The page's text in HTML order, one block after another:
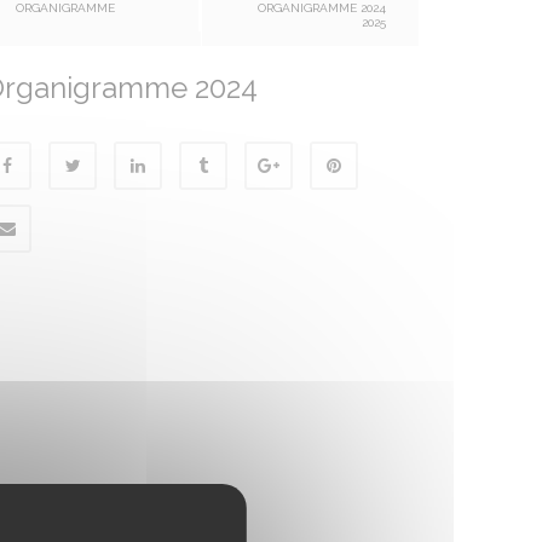
ORGANIGRAMME
ORGANIGRAMME 2024
2025
2024